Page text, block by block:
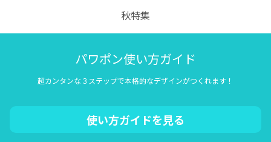
秋特集
パワポン使い方ガイド
超カンタンな３ステップで本格的なデザインがつくれます！
使い方ガイドを見る